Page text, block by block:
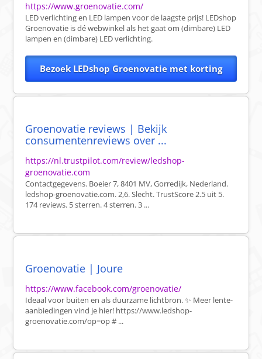
https://www.groenovatie.com/
LED verlichting en LED lampen voor de laagste prijs! LEDshop
Groenovatie is dé webwinkel als het gaat om (dimbare) LED
lampen en (dimbare) LED verlichting.
Bezoek LEDshop Groenovatie met korting
Groenovatie reviews | Bekijk
consumentenreviews over ...
https://nl.trustpilot.com/review/ledshop-
groenovatie.com
Contactgegevens. Boeier 7, 8401 MV, Gorredijk, Nederland.
ledshop-groenovatie.com. 2,6. Slecht. TrustScore 2.5 uit 5.
174 reviews. 5 sterren. 4 sterren. 3 ...
Groenovatie | Joure
https://www.facebook.com/groenovatie/
Ideaal voor buiten en als duurzame lichtbron. ✨ Meer lente-
aanbiedingen vind je hier! https://www.ledshop-
groenovatie.com/op=op # ...